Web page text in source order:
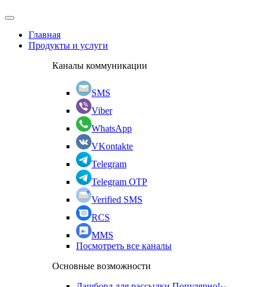
Главная
Продукты и услуги
Каналы коммуникации
SMS
Viber
WhatsApp
VKontakte
Telegram
Telegram OTP
Verified SMS
RCS
MMS
Посмотреть все каналы
Основные возможности